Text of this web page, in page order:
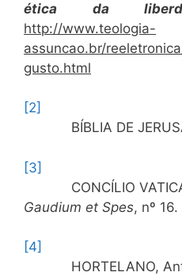
ética da
http://www.teologia-
assuncao.br/
gusto.html
[2]
BÍBLIA DE
[3]
CONCÍLIO
Gaudium et Spes, nº 16.
[4]
HORTELANO,